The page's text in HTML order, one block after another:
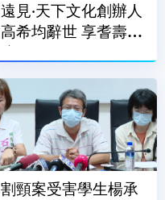
遠見‧天下文化創辦人
高希均辭世 享耆壽90
割頸案受害學生楊承